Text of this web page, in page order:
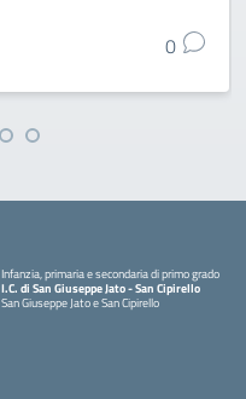
0
Infanzia, primaria e secondaria di primo grado
I.C. di San Giuseppe Jato - San Cipirello
San Giuseppe Jato e San Cipirello